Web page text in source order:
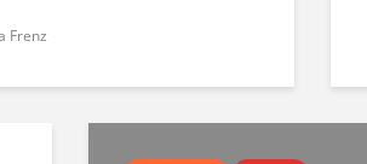
Frenz